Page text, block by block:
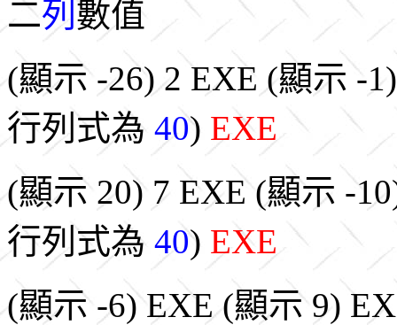
二列 數值
(顯示 -26) 2 EXE (顯示 -
行列式為 40) EXE
(顯示 20) 7 EXE (顯示 -
行列式為 40) EXE
(顯示 -6) EXE (顯示 9)